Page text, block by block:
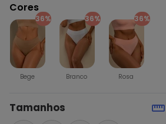
Cores
36%
Bege
36%
Branco
36%
Rosa
Tamanhos